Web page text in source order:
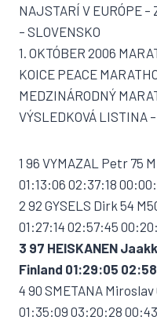
NAJSTARÍ V EURÓPE –
– SLOVENSKO
1. OKTÓBER 2006
KOICE PEACE
MEDZINÁRODNÝ
VÝSLEDKOVÁ LISTINA
1 96 VYMAZAL Petr 75
01:13:06 02:37:18
2 92 GYSELS Dirk 54
01:27:14 02:57:45
3 97 HEISKANEN
Finland 01:29:05
4 90 SMETANA
01:35:09 03:20:28